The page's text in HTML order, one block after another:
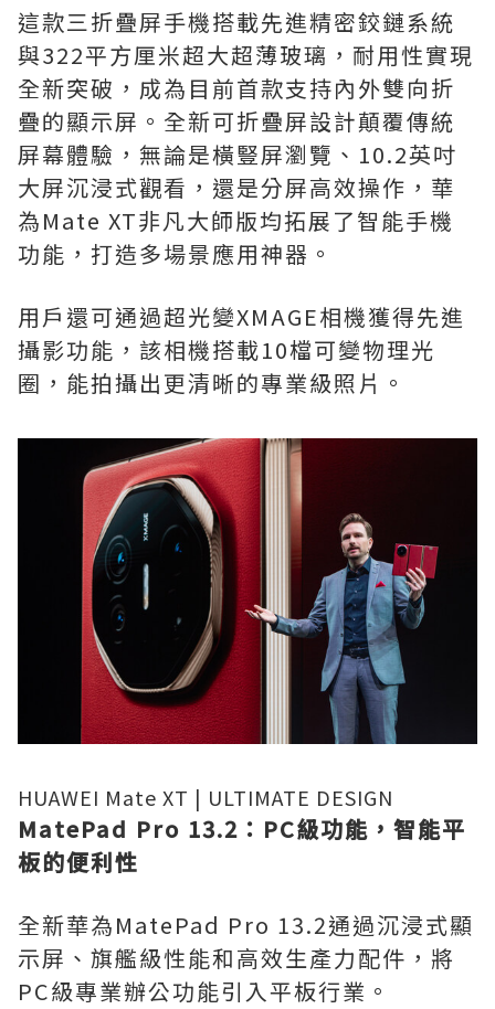
這款三折疊屏手機搭載先進精密鉸鏈系統
與322平方厘米超大超薄玻璃，耐用性實現
全新突破，成為目前首款支持內外雙向折
疊的顯示屏。全新可折疊屏設計顛覆傳統
屏幕體驗，無論是橫豎屏瀏覽、10.2英吋
大屏沉浸式觀看，還是分屏高效操作，華
為Mate XT非凡大師版均拓展了智能手機
功能，打造多場景應用神器。
用戶還可通過超光變XMAGE相機獲得先進
攝影功能，該相機搭載10檔可變物理光
圈，能拍攝出更清晰的專業級照片。
HUAWEI Mate XT | ULTIMATE DESIGN
MatePad Pro 13.2：PC級功能，智能平
板的便利性
全新華為MatePad Pro 13.2通過沉浸式顯
示屏、旗艦級性能和高效生產力配件，將
PC級專業辦公功能引入平板行業。